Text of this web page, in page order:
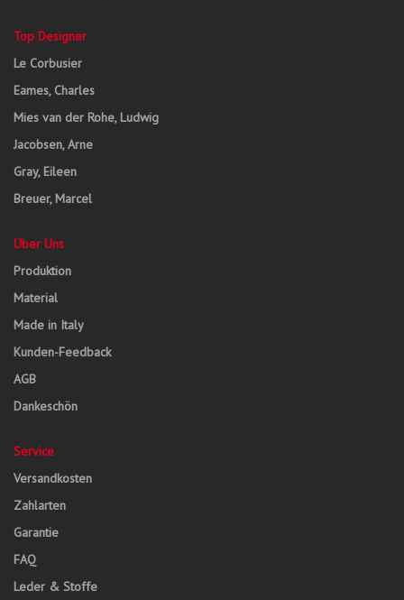
Top Designer
Le Corbusier
Eames, Charles
Mies van der Rohe, Ludwig
Jacobsen, Arne
Gray, Eileen
Breuer, Marcel
Über Uns
Produktion
Material
Made in Italy
Kunden-Feedback
AGB
Dankeschön
Service
Versandkosten
Zahlarten
Garantie
FAQ
Leder & Stoffe